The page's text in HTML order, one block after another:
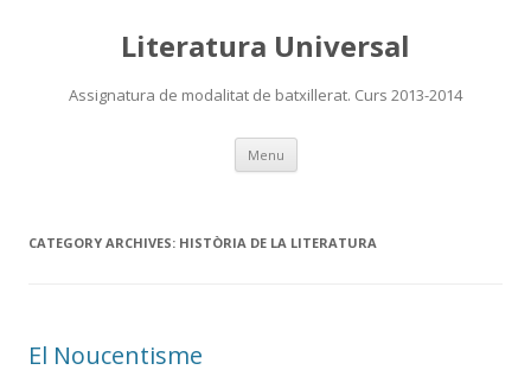
Literatura Universal
Assignatura de modalitat de batxillerat. Curs 2013-2014
Menu Skip
content
CATEGORY ARCHIVES: HISTÒRIA DE LA LITERATURA
El Noucentisme